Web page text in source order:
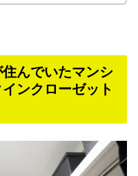
住んでいたマンシ
ンクローゼット